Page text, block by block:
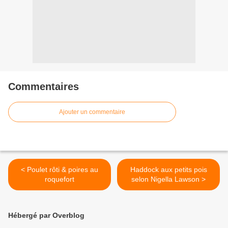
Commentaires
Ajouter un commentaire
< Poulet rôti & poires au
roquefort
Haddock aux petits pois
selon Nigella Lawson >
Hébergé par Overblog